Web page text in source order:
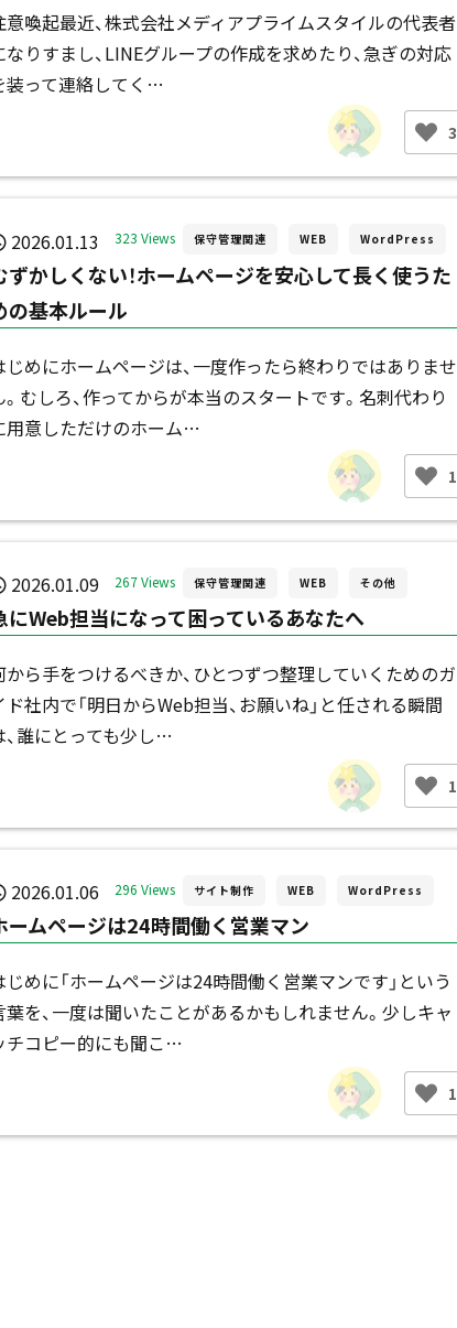
意喚起最近、株式会社メディアプライムスタイルの代表者
なりすまし、LINEグループの作成を求めたり、急ぎの対応
装って連絡してく…
3
2026.01.13 323 Views 保守管理関連 WEB WordPress
ずかしくない！ホームページを安心して長く使うた
の基本ルール
じめにホームページは、一度作ったら終わりではありませ
。むしろ、作ってからが本当のスタートです。名刺代わり
用意しただけのホーム…
1
2026.01.09 267 Views 保守管理関連 WEB その他
にWeb担当になって困っているあなたへ
から手をつけるべきか、ひとつずつ整理していくためのガ
ド社内で「明日からWeb担当、お願いね」と任される瞬間
、誰にとっても少し…
1
2026.01.06 296 Views サイト制作 WEB WordPress
ームページは24時間働く営業マン
じめに「ホームページは24時間働く営業マンです」という
葉を、一度は聞いたことがあるかもしれません。少しキャ
チコピー的にも聞こ…
1